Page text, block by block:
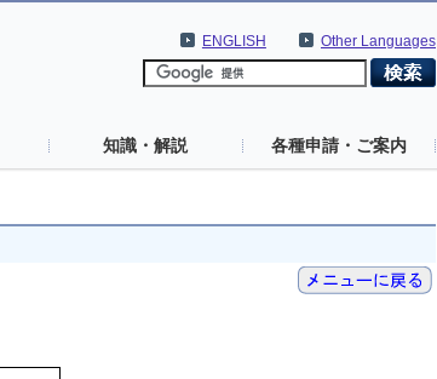
Other Languages
ENGLISH
知識・解説 各種申請・ご案内